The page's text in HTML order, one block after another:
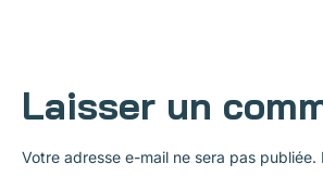
Laisser un
Votre adresse e-mail ne sera pas publiée.